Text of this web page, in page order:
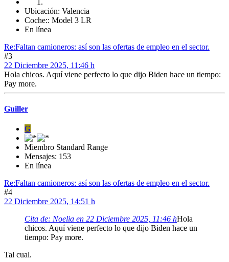
Ubicación: Valencia
Coche:: Model 3 LR
En línea
Re:Faltan camioneros: así son las ofertas de empleo en el sector.
#3
22 Diciembre 2025, 11:46 h
Hola chicos. Aquí viene perfecto lo que dijo Biden hace un tiempo:
Pay more.
Guiller
G
Miembro Standard Range
Mensajes: 153
En línea
Re:Faltan camioneros: así son las ofertas de empleo en el sector.
#4
22 Diciembre 2025, 14:51 h
Cita de: Noelia en 22 Diciembre 2025, 11:46 hHola
chicos. Aquí viene perfecto lo que dijo Biden hace un
tiempo: Pay more.
Tal cual.